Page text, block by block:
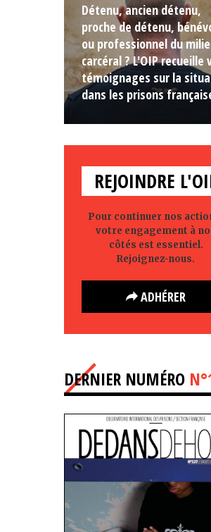
Détenu, ancien détenu,
proche de détenu,
ou professionnel du
carcéral ? L'OIP recueille
témoignages sur la
dans les prisons
REJOINDRE
Pour continuer nos
votre engagement à
côtés est essentiel.
Rejoignez-nous.
ADHÉRER
DERNIER NUMÉRO